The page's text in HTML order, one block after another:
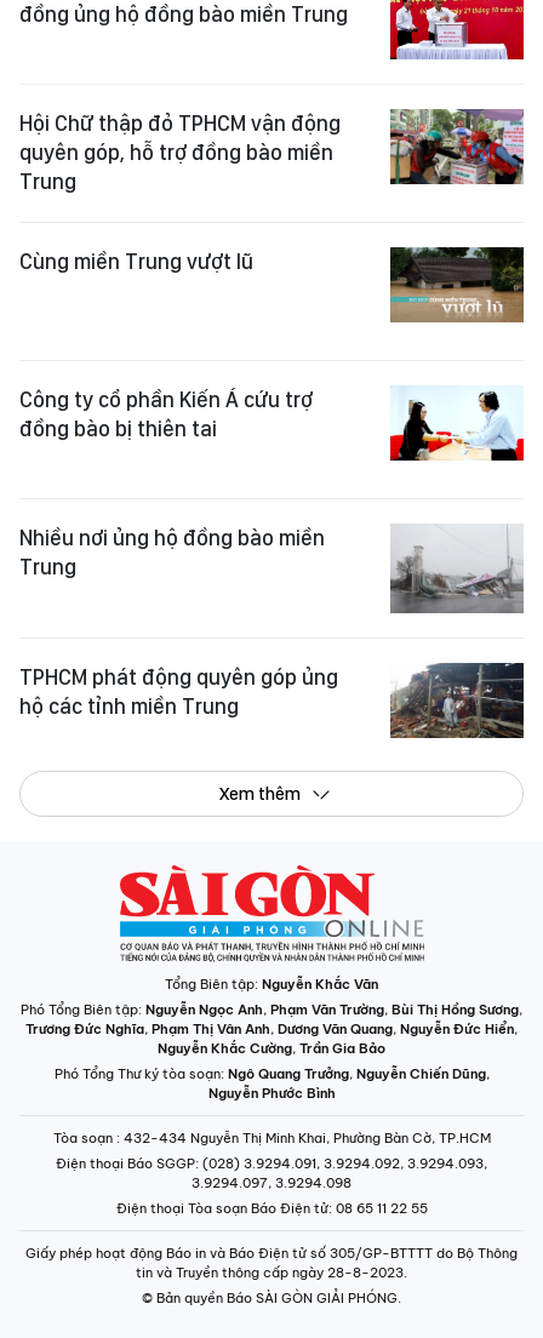
đồng ủng hộ đồng bào miền Trung
Hội Chữ thập đỏ TPHCM vận động
quyên góp, hỗ trợ đồng bào miền
Trung ​
Cùng miền Trung vượt lũ
Công ty cổ phần Kiến Á cứu trợ
đồng bào bị thiên tai
Nhiều nơi ủng hộ đồng bào miền
Trung
TPHCM phát động quyên góp ủng
hộ các tỉnh miền Trung
Xem thêm
Tổng Biên tập: Nguyễn Khắc Văn
Phó Tổng Biên tập: Nguyễn Ngọc Anh, Phạm Văn Trường, Bùi Thị Hồng Sương,
Trương Đức Nghĩa, Phạm Thị Vân Anh, Dương Văn Quang, Nguyễn Đức Hiển,
Nguyễn Khắc Cường, Trần Gia Bảo
Phó Tổng Thư ký tòa soạn: Ngô Quang Trưởng, Nguyễn Chiến Dũng,
Nguyễn Phước Bình
Tòa soạn : 432-434 Nguyễn Thị Minh Khai, Phường Bàn Cờ, TP.HCM
Điện thoại Báo SGGP: (028) 3.9294.091, 3.9294.092, 3.9294.093,
3.9294.097, 3.9294.098
Điện thoại Tòa soạn Báo Điện tử: 08 65 11 22 55
Giấy phép hoạt động Báo in và Báo Điện tử số 305/GP-BTTTT do Bộ Thông
tin và Truyền thông cấp ngày 28-8-2023.
© Bản quyền Báo SÀI GÒN GIẢI PHÓNG.